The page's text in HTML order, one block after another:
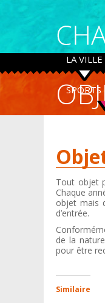
Panneau de gestion
LA VILLE
SPORTS
Tout objet
Chaque
objet mais
d’entrée.
de la
pour être
Similaire